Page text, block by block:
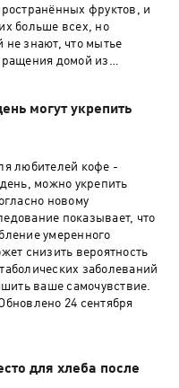
фруктов, и
больше всех, но
знают, что мытье
домой из
фруктом или овощем,
шаг, позволяющий
что вы не хотели бы
грязи, пестицидов,
болезни, и даже
излишним из-за
которая
только вы очистите
его, эти загрязнения
банана, которую вы
могут укрепить
любителей кофе -
можно укрепить
новому
умеренного
снизить вероятность
заболеваний
ваше самочувствие.
24 сентября
для хлеба после